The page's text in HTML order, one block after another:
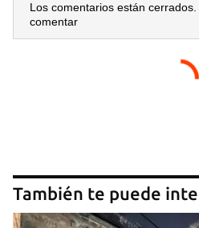
Los comentarios están
comentar
También te puede